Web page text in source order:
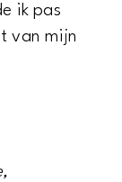
ik pas
van mijn